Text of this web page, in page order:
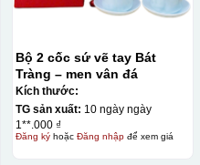
Bộ 2 cốc sứ vẽ tay Bát
Tràng – men vân đá
Kích thước:
TG sản xuất: 10 ngày ngày
1**.000 ₫
Đăng kýhoặc Đăng nhậpđể xem giá